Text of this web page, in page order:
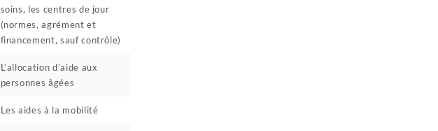
soins, les centres de jour
(normes, agrément et
financement, sauf contrôle)
L’allocation d’aide aux
personnes âgées
Les aides à la mobilité